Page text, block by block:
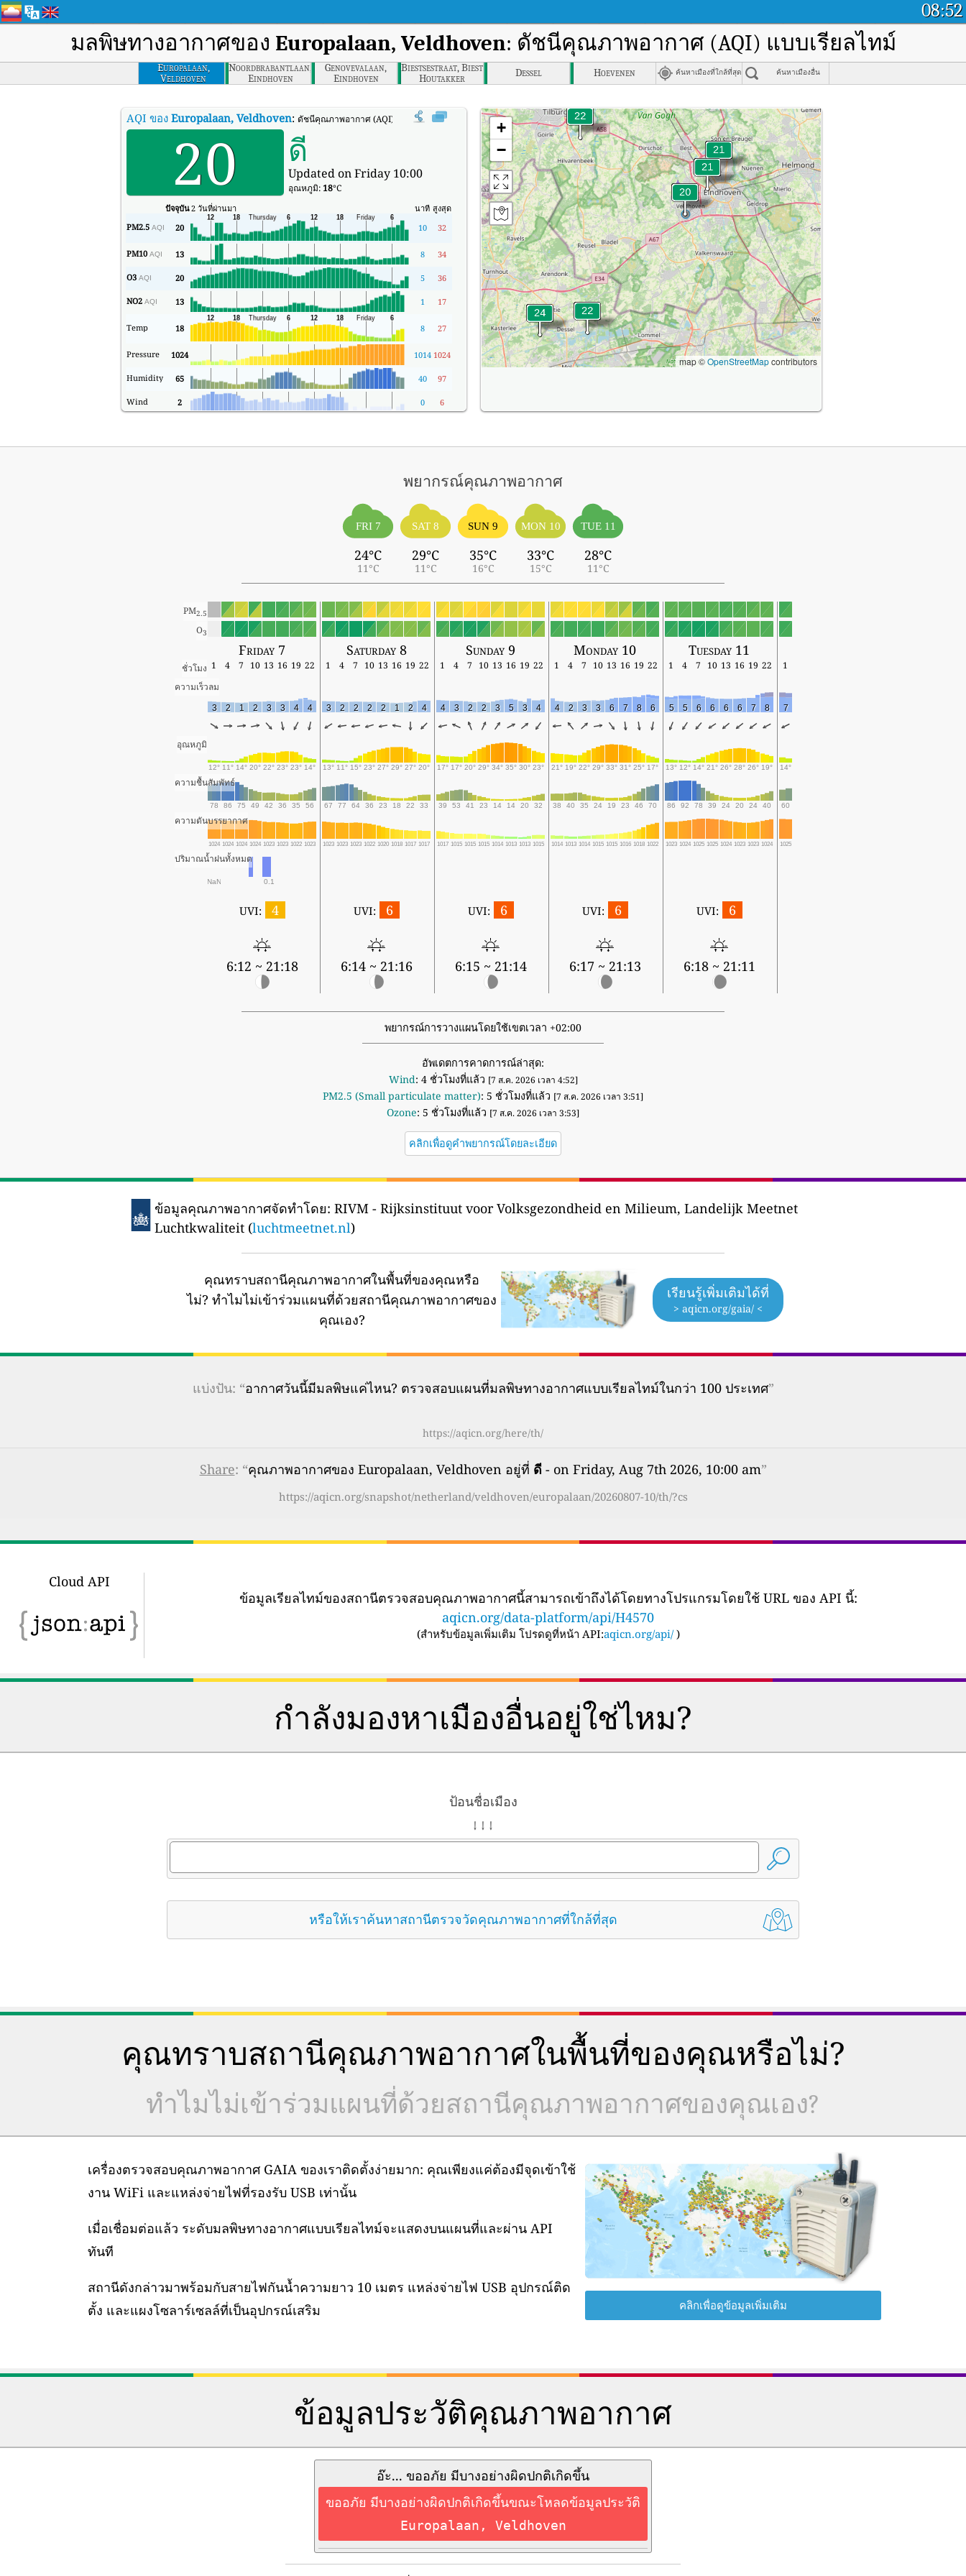
08:52
มลพิษทางอากาศของ Europalaan, Veldhoven: ดัชนีคุณภาพอากาศ (AQI) แบบเรียลไทม์
Europalaan,
Veldhoven
Noordbrabantlaan,
Eindhoven
Genovevalaan,
Eindhoven
Biestsestraat, Biest
Houtakker
Dessel Hoevenen ค้นหาเมืองที่ใกล้ที่สุด ค้นหาเมืองอื่น
AQI ของ Europalaan, Veldhoven: ดัชนีคุณภาพอากาศ (AQI) แบบเรียลไทม์ของ Europalaan, Veldhoven
20 ดี
Updated on Friday 10:00
อุณหภูมิ: 18°C
ปัจจุบัน2 วันที่ผ่านมา นาที สูงสุด
PM2.5 AQI 20 10 32
PM10 AQI 13 8 34
O3 AQI 20 5 36
NO2 AQI 13 1 17
Temp 18 8 27
Pressure 1024 1014 1024
Humidity 65 40 97
Wind 2 0 6
+
−
map ©OpenStreetMapcontributors
พยากรณ์คุณภาพอากาศ
FRI 7
24°C
11°C
SAT 8
29°C
11°C
SUN 9
35°C
16°C
MON 10
33°C
15°C
TUE 11
28°C
11°C
PM2.5
O3
Friday 7 Saturday 8 Sunday 9 Monday 10 Tuesday 11
ชั่วโมง 1 4 7 10 13 16 19 22 1 4 7 10 13 16 19 22 1 4 7 10 13 16 19 22 1 4 7 10 13 16 19 22 1 4 7 10 13 16 19 22
1
ความเร็วลม
3 2 1 2 3 3 4 4 3 2 2 2 2 1 2 4 4 3 2 2 3 5 3 4 4 2 3 3 6 7 8 6 5 5 6 6 6 6 7 8 7
อุณหภูมิ
12° 11° 14° 20° 22° 23° 23° 14° 13° 11° 15° 23° 27° 29° 27° 20° 17° 17° 20° 29° 34° 35° 30° 23° 21° 19° 22° 29° 33° 31° 25° 17° 13° 12° 14° 21° 26° 28° 26° 19° 14°
ความชื้นสัมพัทธ์
78 86 75 49 42 36 35 56 67 77 64 36 23 18 22 33 39 53 41 23 14 14 20 32 38 40 35 24 19 23 46 70 86 92 78 39 24 20 24 40 60
ความดันบรรยากาศ
1024 1024 1024 1024 1023 1023 1022 1023 1023 1023 1023 1022 1020 1018 1017 1017 1017 1015 1015 1015 1014 1013 1013 1015 1014 1013 1014 1015 1015 1016 1018 1022 1023 1024 1025 1025 1024 1023 1023 1024 1025
ปริมาณน้ำฝนทั้งหมด
NaN 0.1
UVI: 4
6:12 ~ 21:18
UVI: 6
6:14 ~ 21:16
UVI: 6
6:15 ~ 21:14
UVI: 6
6:17 ~ 21:13
UVI: 6
6:18 ~ 21:11
พยากรณ์การวางแผนโดยใช้เขตเวลา +02:00
อัพเดตการคาดการณ์ล่าสุด:
Wind: 4 ชั่วโมงที่แล้ว [7 ส.ค. 2026 เวลา 4:52]
PM2.5 (Small particulate matter): 5 ชั่วโมงที่แล้ว [7 ส.ค. 2026 เวลา 3:51]
Ozone: 5 ชั่วโมงที่แล้ว [7 ส.ค. 2026 เวลา 3:53]
คลิกเพื่อดูคำพยากรณ์โดยละเอียด
ข้อมูลคุณภาพอากาศจัดทำโดย: RIVM - Rijksinstituut voor Volksgezondheid en Milieum, Landelijk Meetnet
Luchtkwaliteit (luchtmeetnet.nl)
คุณทราบสถานีคุณภาพอากาศในพื้นที่ของคุณหรือ
ไม่? ทำไมไม่เข้าร่วมแผนที่ด้วยสถานีคุณภาพอากาศของ
คุณเอง?
เรียนรู้เพิ่มเติมได้ที่
> aqicn.org/gaia/ <
แบ่งปัน: “อากาศวันนี้มีมลพิษแค่ไหน? ตรวจสอบแผนที่มลพิษทางอากาศแบบเรียลไทม์ในกว่า 100 ประเทศ”
https://aqicn.org/here/th/
Share: “คุณภาพอากาศของ Europalaan, Veldhoven อยู่ที่ ดี- on Friday, Aug 7th 2026, 10:00 am”
https://aqicn.org/snapshot/netherland/veldhoven/europalaan/20260807-10/th/?cs
Cloud API
ข้อมูลเรียลไทม์ของสถานีตรวจสอบคุณภาพอากาศนี้สามารถเข้าถึงได้โดยทางโปรแกรมโดยใช้ URL ของ API นี้:
aqicn.org/data-platform/api/H4570
(สำหรับข้อมูลเพิ่มเติม โปรดดูที่หน้า API:aqicn.org/api/ )
กำลังมองหาเมืองอื่นอยู่ใช่ไหม?
ป้อนชื่อเมือง
↓ ↓ ↓
หรือให้เราค้นหาสถานีตรวจวัดคุณภาพอากาศที่ใกล้ที่สุด
คุณทราบสถานีคุณภาพอากาศในพื้นที่ของคุณหรือไม่?
ทำไมไม่เข้าร่วมแผนที่ด้วยสถานีคุณภาพอากาศของคุณเอง?
เครื่องตรวจสอบคุณภาพอากาศ GAIA ของเราติดตั้งง่ายมาก: คุณเพียงแค่ต้องมีจุดเข้าใช้
งาน WiFi และแหล่งจ่ายไฟที่รองรับ USB เท่านั้น
เมื่อเชื่อมต่อแล้ว ระดับมลพิษทางอากาศแบบเรียลไทม์จะแสดงบนแผนที่และผ่าน API
ทันที
สถานีดังกล่าวมาพร้อมกับสายไฟกันน้ำความยาว 10 เมตร แหล่งจ่ายไฟ USB อุปกรณ์ติด
ตั้ง และแผงโซลาร์เซลล์ที่เป็นอุปกรณ์เสริม
คลิกเพื่อดูข้อมูลเพิ่มเติม
ข้อมูลประวัติคุณภาพอากาศ
อ๊ะ... ขออภัย มีบางอย่างผิดปกติเกิดขึ้น
ขออภัย มีบางอย่างผิดปกติเกิดขึ้นขณะโหลดข้อมูลประวัติ
Europalaan, Veldhoven